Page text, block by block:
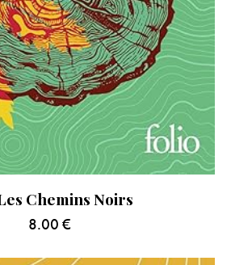
Chemins Noirs
8.00 €